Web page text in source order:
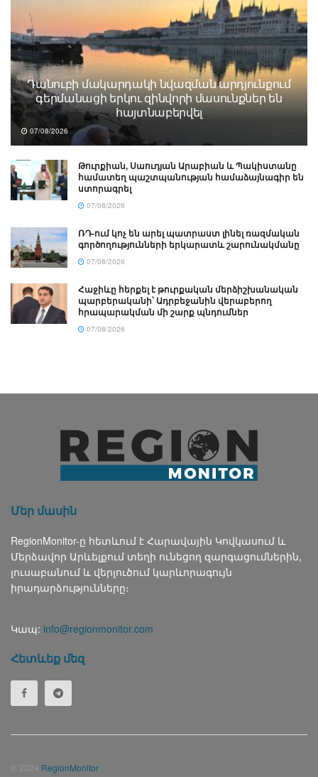
Դանուբի մակարդակի նվազման արդյունքում
գերմանացի երկու զինվորի մասունքներ են
հայտնաբերվել
07/08/2026
Թուրքիան, Սաուդյան Արաբիան և Պակիստանը
համատեղ պաշտպանության համաձայնագիր են
ստորագրել
07/08/2026
ՌԴ-ում կոչ են արել պատրաստ լինել ռազմական
գործողությունների երկարատև շարունակմանը
07/08/2026
Հաջիևը հերքել է թուրքական մերձիշխանական
պարբերականի՝ Ադրբեջանին վերաբերող
հրապարակման մի շարք պնդումներ
07/08/2026
Մեր մասին
RegionMonitor-ը հետևում է Հարավային Կովկասում և
Մերձավոր Արևելքում տեղի ունեցող զարգացումներին,
լուսաբանում և վերլուծում կարևորագույն
իրադարձությունները։
Կապ: info@regionmonitor.com
Հետևեք մեզ
© 2024 RegionMonitor